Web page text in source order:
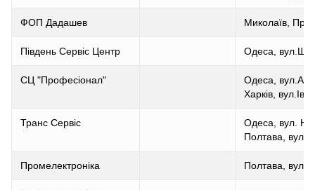
ФОП Дадашев Миколаїв,
Південь Сервіс Центр Одеса,
СЦ "Професіонал"
Одеса,
Харків,
Транс Сервіс
Одеса, вул.
Полтава, вул.
Промелектроніка Полтава,